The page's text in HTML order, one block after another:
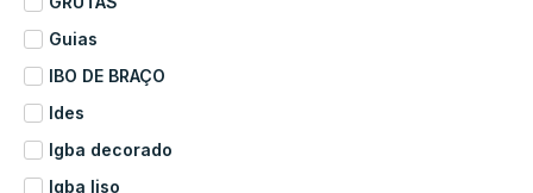
Guias
IBO DE BRAÇO
Ides
Igba decorado
Igba liso